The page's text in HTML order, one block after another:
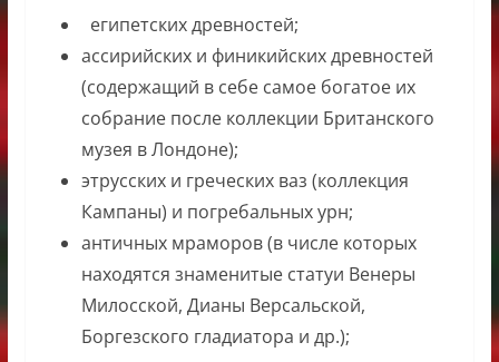
египетских древностей;
ассирийских и финикийских древностей
(содержащий в себе самое богатое их
собрание после коллекции Британского
музея в Лондоне);
этрусских и греческих ваз (коллекция
Кампаны) и погребальных урн;
античных мраморов (в числе которых
находятся знаменитые статуи Венеры
Милосской, Дианы Версальской,
Боргезского гладиатора и др.);